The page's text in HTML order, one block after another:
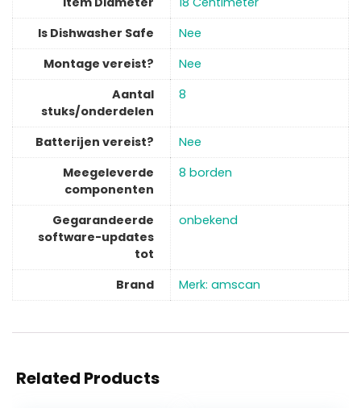
Is Dishwasher Safe
‎Nee
Montage vereist?
‎Nee
Aantal
stuks/onderdelen
‎8
Batterijen vereist?
‎Nee
Meegeleverde
componenten
‎8 borden
Gegarandeerde
software-updates
tot
‎onbekend
Brand Merk: amscan
Related Products